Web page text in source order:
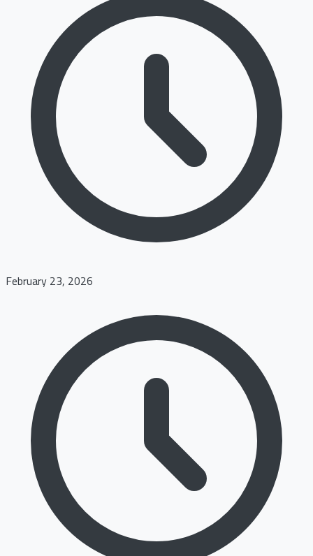
February 23, 2026